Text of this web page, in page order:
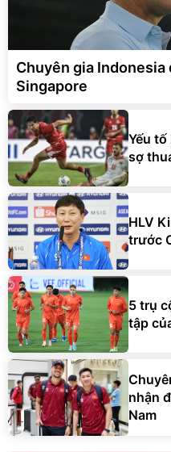
Chuyên gia Indonesia
Singapore
Yếu
sợ
HLV
trước
5 trụ
tập
nhận
Nam